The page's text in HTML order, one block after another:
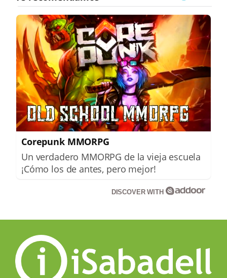
Corepunk MMORPG
Un verdadero MMORPG de la vieja escuela
¡Cómo los de antes, pero mejor!
DISCOVER WITH